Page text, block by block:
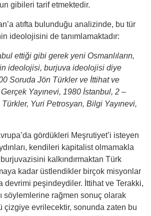
gibileri tarif etmektedir.
atıfta bulunduğu analizinde, bu tür
ideolojisini de tanımlamaktadır:
ettiği gibi gerek yeni Osmanlıların,
ideolojisi, burjuva ideolojisi diye
Soruda Jön Türkler ve İttihat ve
Yayınevi, 1980 İstanbul, 2 –
Yuri Petrosyan, Bilgi Yayınevi,
gördükleri Meşrutiyet’i isteyen
kendileri kapitalist olmamakla
kalkındırmaktan Türk
kadar üstlendikler birçok misyonlar
devrimi peşindeydiler. İttihat ve Terakki,
söylemlerine rağmen sonuç olarak
çizgiye evrilecektir, sonunda zaten bu